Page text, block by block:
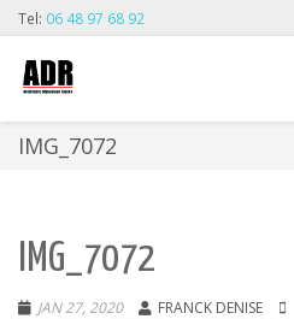
Tel: 06 48 97 68 92
IMG_7072
IMG_7072
JAN 27, 2020 FRANCK DENISE